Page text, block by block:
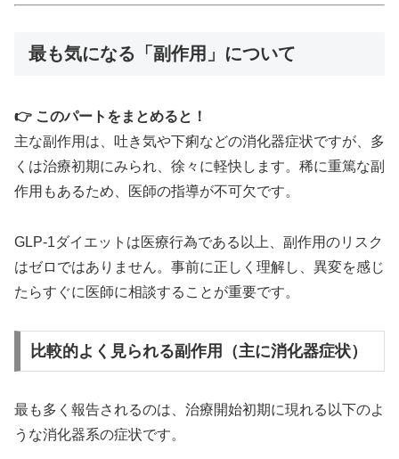
最も気になる「副作用」について
👉 このパートをまとめると！
主な副作用は、吐き気や下痢などの消化器症状ですが、多
くは治療初期にみられ、徐々に軽快します。稀に重篤な副
作用もあるため、医師の指導が不可欠です。
GLP-1ダイエットは医療行為である以上、副作用のリスク
はゼロではありません。事前に正しく理解し、異変を感じ
たらすぐに医師に相談することが重要です。
比較的よく見られる副作用（主に消化器症状）
最も多く報告されるのは、治療開始初期に現れる以下のよ
うな消化器系の症状です。